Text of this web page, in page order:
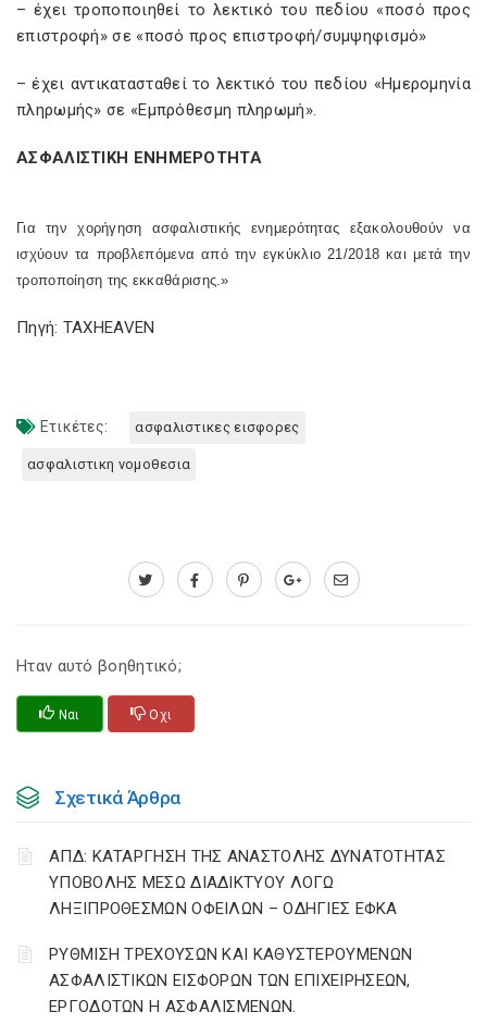
– έχει τροποποιηθεί το λεκτικό του πεδίου «ποσό προς
επιστροφή» σε «ποσό προς επιστροφή/συμψηφισμό»
– έχει αντικατασταθεί το λεκτικό του πεδίου «Ημερομηνία
πληρωμής» σε «Εμπρόθεσμη πληρωμή».
ΑΣΦΑΛΙΣΤΙΚΗ ΕΝΗΜΕΡΟΤΗΤΑ
Για την χορήγηση ασφαλιστικής ενημερότητας εξακολουθούν να
ισχύουν τα προβλεπόμενα από την εγκύκλιο 21/2018 και μετά την
τροποποίηση της εκκαθάρισης.»
Πηγή: TAXHEAVEN
Ετικέτες: ασφαλιστικες εισφορες
ασφαλιστικη νομοθεσια
Ηταν αυτό βοηθητικό;
Ναι Οχι
Σχετικά Άρθρα
ΑΠΔ: ΚΑΤΑΡΓΗΣΗ ΤΗΣ ΑΝΑΣΤΟΛΗΣ ΔΥΝΑΤΟΤΗΤΑΣ
ΥΠΟΒΟΛΗΣ ΜΕΣΩ ΔΙΑΔΙΚΤΥΟΥ ΛΟΓΩ
ΛΗΞΙΠΡΟΘΕΣΜΩΝ ΟΦΕΙΛΩΝ – ΟΔΗΓΙΕΣ ΕΦΚΑ
ΡΥΘΜΙΣΗ ΤΡΕΧΟΥΣΩΝ ΚΑΙ ΚΑΘΥΣΤΕΡΟΥΜΕΝΩΝ
ΑΣΦΑΛΙΣΤΙΚΩΝ ΕΙΣΦΟΡΩΝ ΤΩΝ ΕΠΙΧΕΙΡΗΣΕΩΝ,
ΕΡΓΟΔΟΤΩΝ Η ΑΣΦΑΛΙΣΜΕΝΩΝ.